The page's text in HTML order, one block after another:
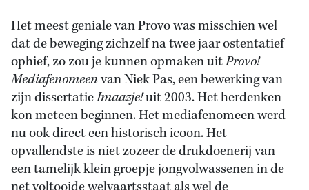
Het meest geniale van Provo was misschien wel
dat de beweging zichzelf na twee jaar ostentatief
ophief, zo zou je kunnen opmaken uitProvo!
Mediafenomeenvan Niek Pas, een bewerking van
zijn dissertatieImaazje!uit 2003. Het herdenken
kon meteen beginnen. Het mediafenomeen werd
nu ook direct een historisch icoon. Het
opvallendste is niet zozeer de drukdoenerij van
een tamelijk klein groepje jongvolwassenen in de